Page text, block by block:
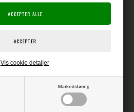
Markedsføring
Vis cookie detaljer